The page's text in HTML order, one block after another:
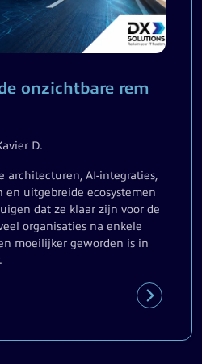
onzichtbare rem
D.
architecturen, AI-integraties,
uitgebreide ecosystemen
dat ze klaar zijn voor de
organisaties na enkele
moeilijker geworden is in